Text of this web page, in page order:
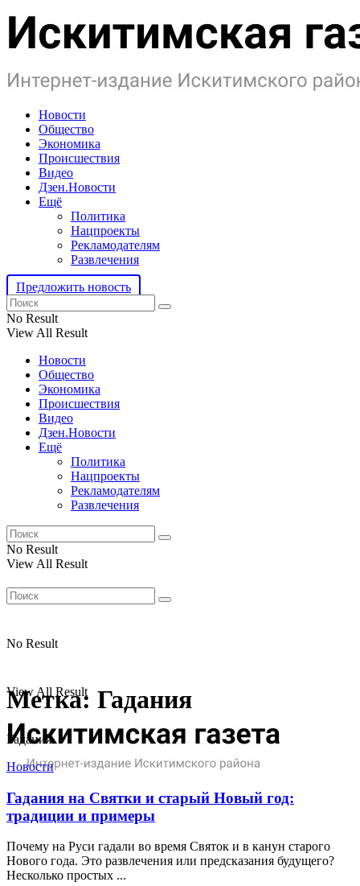
Новости
Общество
Экономика
Происшествия
Видео
Дзен.Новости
Ещё
Политика
Нацпроекты
Рекламодателям
Развлечения
Предложить новость
No Result
View All Result
Новости
Общество
Экономика
Происшествия
Видео
Дзен.Новости
Ещё
Политика
Нацпроекты
Рекламодателям
Развлечения
No Result
View All Result
No Result
View All Result
Метка: Гадания
Гадания
Новости
Гадания на Святки и старый Новый год:
традиции и примеры
Почему на Руси гадали во время Святок и в канун старого
Нового года. Это развлечения или предсказания будущего?
Несколько простых ...